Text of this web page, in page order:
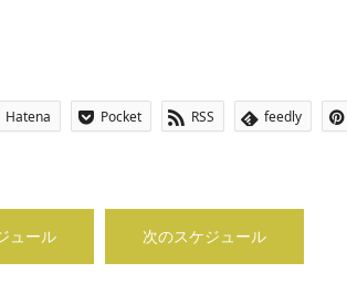
Hatena Pocket RSS feedly
ュール 次のスケジュール